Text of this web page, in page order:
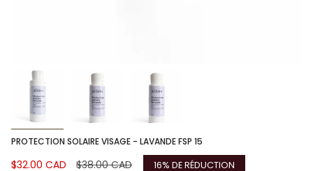
PROTECTION SOLAIRE VISAGE - LAVANDE FSP 15
Prix
$32.00 CAD
Prix
$38.00 CAD 16% DE RÉDUCTION